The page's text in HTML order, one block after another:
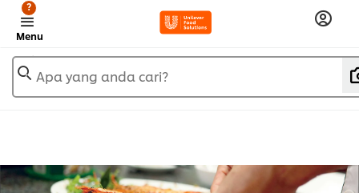
Menu
?
Apa yang anda cari?